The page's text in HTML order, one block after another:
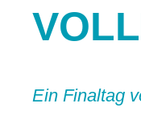
Ein Finaltag